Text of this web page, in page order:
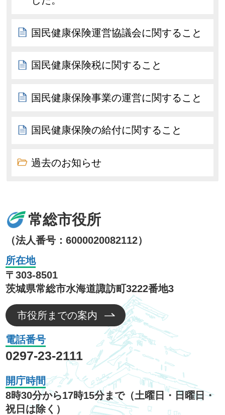
国民健康保険運営協議会に関すること
国民健康保険税に関すること
国民健康保険事業の運営に関すること
国民健康保険の給付に関すること
過去のお知らせ
常総市役所
（法人番号：6000020082112）
所在地
〒303-8501
茨城県常総市水海道諏訪町3222番地3
市役所までの案内
電話番号
0297-23-2111
開庁時間
8時30分から17時15分まで（土曜日・日曜日・
祝日は除く）